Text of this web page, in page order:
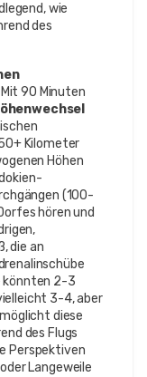
wie
des
90 Minuten
Kilometer
Höhen
(100-
hören und
die an
könnten 2-3
3-4, aber
diese
des Flugs
Perspektiven
Langeweile